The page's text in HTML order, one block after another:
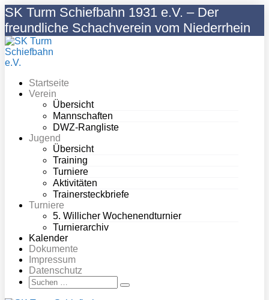
Zum
Inhalt
springen
SK Turm Schiefbahn 1931 e.V. – Der
freundliche Schachverein vom Niederrhein
Startseite
Verein
Übersicht
Mannschaften
DWZ-Rangliste
Jugend
Übersicht
Training
Turniere
Aktivitäten
Trainersteckbriefe
Turniere
5. Willicher Wochenendturnier
Turnierarchiv
Kalender
Dokumente
Impressum
Datenschutz
Suche-
Schalter
Suchen
nach: